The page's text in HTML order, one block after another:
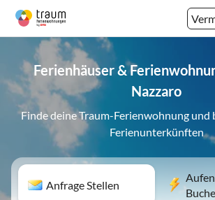
Ferienhäuser &
Nazzaro
Finde deine Traum-Ferienwohnung und
Ferienunterkünften
Anfrage Stellen